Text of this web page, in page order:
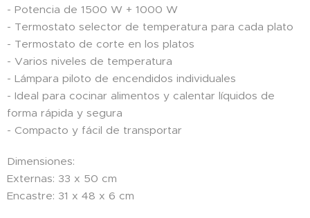
- Potencia de 1500 W + 1000 W
- Termostato selector de temperatura para cada plato
- Termostato de corte en los platos
- Varios niveles de temperatura
- Lámpara piloto de encendidos individuales
- Ideal para cocinar alimentos y calentar líquidos de
forma rápida y segura
- Compacto y fácil de transportar
Dimensiones:
Externas: 33 x 50 cm
Encastre: 31 x 48 x 6 cm